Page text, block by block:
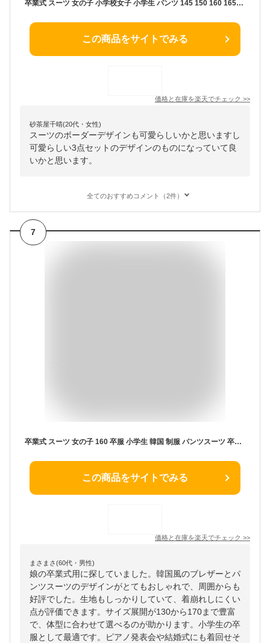
卒業式 スーツ 女の子 小学校女子 小学生 パンツ 145 150 160 165cm パンツスーツ 3点セット (ジャケット パンツ ワッペン) 子供服 卒服 小学校卒業式スーツ 子供スーツ ジュニアスーツ フォーマル ブリトニー
この商品をサイトでみる
価格と在庫を楽天でチェック >>
砂茶屋千晴(20代・女性)
スーツのボーダーデザインも可愛らしいかと思いますし
可愛らしい3点セットのデザインのものになっていて良
いかと思います。
全てのおすすめコメント（2件）
7
卒業式 スーツ 女の子 160 卒服 小学生 韓国 制服 パンツスーツ 卒業式 小学校女子 なんちゃって制服 3点セット ブレザー 入学式 スーツ フォーマルスーツ ピアノ発表会 ジャケット ベスト 黒 ジュニア 130 140 150 子供 結婚式 大きいサイズ 170 Y体 A体
この商品をサイトでみる
価格と在庫を楽天でチェック >>
まさまさ(60代・男性)
娘の卒業式用に探していました。韓国風のブレザーとパ
ンツスーツのデザインがとてもおしゃれで、周囲からも
好評でした。生地もしっかりしていて、着崩れしにくい
点が評価できます。サイズ展開が130から170まで豊富
で、体型に合わせて選べるのが助かります。小学生の卒
服として最適です。ピアノ発表会や結婚式にも着回せそ